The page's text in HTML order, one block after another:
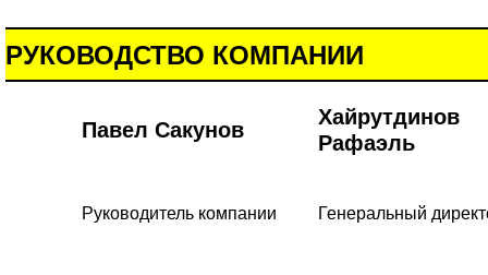
РУКОВОДСТВО КОМПАНИИ
Павел Сакунов
Хайрутдинов
Рафаэль
Руководитель компании Генеральный